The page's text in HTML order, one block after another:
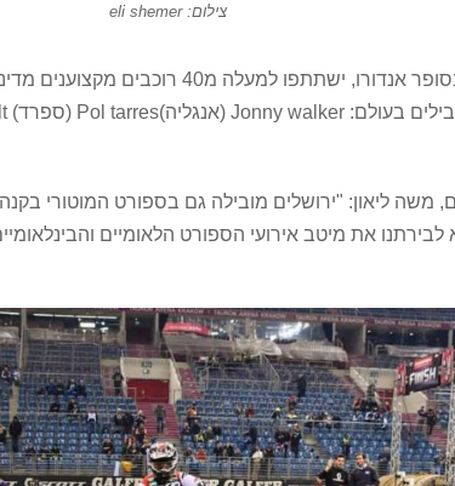
צילום: eli shemer
מסגרת אליפות העולם בסופר אנדורו,
משה ליאון: "ירושלים מובילה גם בספורט המוטורי
את מיטב אירועי הספורט הלאומיים